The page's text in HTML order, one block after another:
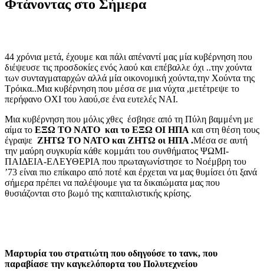
Φτάνοντας στο Σήμερα
44 χρόνια μετά, έχουμε και πάλι απέναντί μας μία κυβέρνηση που
διέψευσε τις προσδοκίες ενός λαού και επέβαλλε όχι ..την χούντα
των συνταγματαρχών αλλά μία οικονομική χούντα,την Χούντα της
Τρόικα..Μια κυβέρνηση που μέσα σε μια νύχτα ,μετέτρεψε το
περήφανο ΟΧΙ του λαού,σε ένα ευτελές ΝΑΙ.
Μια κυβέρνηση που μόλις χθες έσβησε από τη Πύλη βαμμένη με
αίμα το ΕΞΩ ΤΟ ΝΑΤΟ και το ΕΞΩ ΟΙ ΗΠΑ και στη θέση τους
έγραψε ΖΗΤΩ ΤΟ ΝΑΤΟ και ΖΗΤΩ οι ΗΠΑ .Μέσα σε αυτή
την μαύρη συγκυρία κάθε κομμάτι του συνθήματος ΨΩΜΙ-
ΠΑΙΔΕΙΑ-ΕΛΕΥΘΕΡΙΑ που πρωταγωνίστησε το Νοέμβρη του
’73 είναι πιο επίκαιρο από ποτέ και έρχεται να μας θυμίσει ότι ξανά
σήμερα πρέπει να παλέψουμε για τα δικαιώματα μας που
θυσιάζονται στο βωμό της καπιταλιστικής κρίσης.
Μαρτυρία του στρατιώτη που οδηγούσε το τανκ, που
παραβίασε την καγκελόπορτα του Πολυτεχνείου